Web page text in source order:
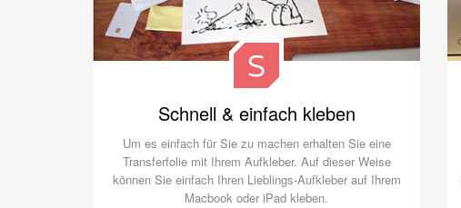
Schnell & einfach kleben
Um es einfach für Sie zu machen erhalten Sie eine
Transferfolie mit Ihrem Aufkleber. Auf dieser Weise
können Sie einfach Ihren Lieblings-Aufkleber auf Ihrem
Macbook oder iPad kleben.